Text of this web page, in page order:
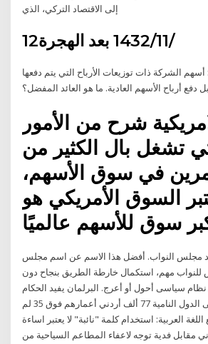
إلى الاقتصاد التركي، الذي
12‏‏/11‏‏/1432 بعد الهجرة
الشركة ذات توزيعات الأرباح التي يتم دفعها
دفع أرباح الأسهم العادية. ما هو العائد المفضل؟
شرح من الأمور
تشغل بال الكثير من
في سوق الأسهم،
السوق الأمريكي هو
سوق للأسهم عالميًا
مجلس النواب. أفضل هذا الاسم عن اسم مجلس
مهم، استكمال خارطة الطريق بنجاح دون
سياسى أحول أو أعرج. البرلمان يفيد الحكام
أكثر من الشعوب فى الدول النامية 77 ألف أردني أعمارهم فوق 35 لم
العربية: استخدام كلمة "نائبة" لا يعتبر اساءة
مقابل فدية توجه لاعفاء المطاعم السياحية من